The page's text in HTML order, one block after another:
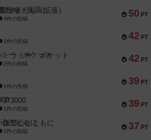
50 PT
険者たち（拡張）
4件の投稿
42 PT
1件の投稿
42 PT
・ラミー ポケット
2件の投稿
39 PT
1件の投稿
39 PT
ア3000
1件の投稿
37 PT
復讐心とともに
2件の投稿